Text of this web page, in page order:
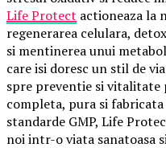
Life Protect actioneaza la
regenerarea celulara,
si mentinerea unui
care isi doresc un stil de
spre preventie si vitalitate
completa, pura si
standarde GMP, Life
noi intr-o viata sanatoasa